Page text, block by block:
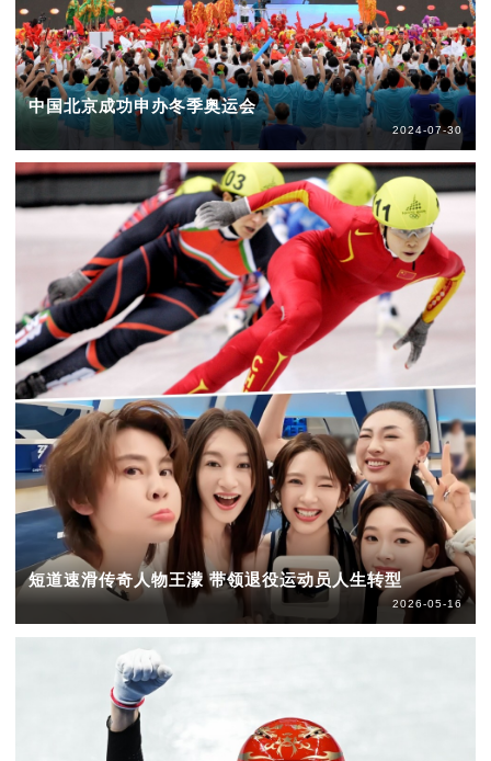
中国北京成功申办冬季奥运会
2024-07-30
短道速滑传奇人物王濛 带领退役运动员人生转型
2026-05-16